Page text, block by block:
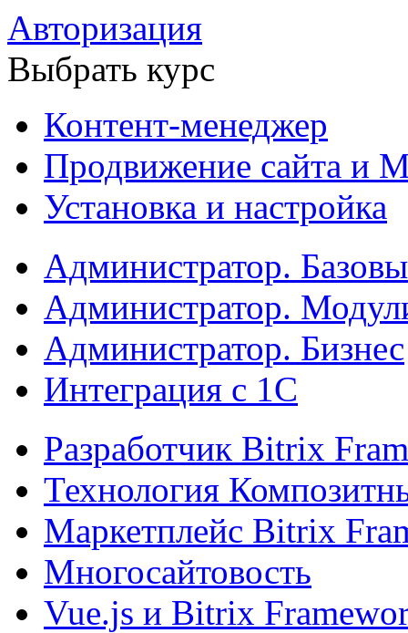
Авторизация
Выбрать курс
Контент-менеджер
Продвижение сайта и
Установка и настройка
Администратор.
Администратор.
Администратор. Бизнес
Интеграция с 1С
Разработчик Bitrix
Технология
Маркетплейс Bitrix
Многосайтовость
Vue.js и Bitrix